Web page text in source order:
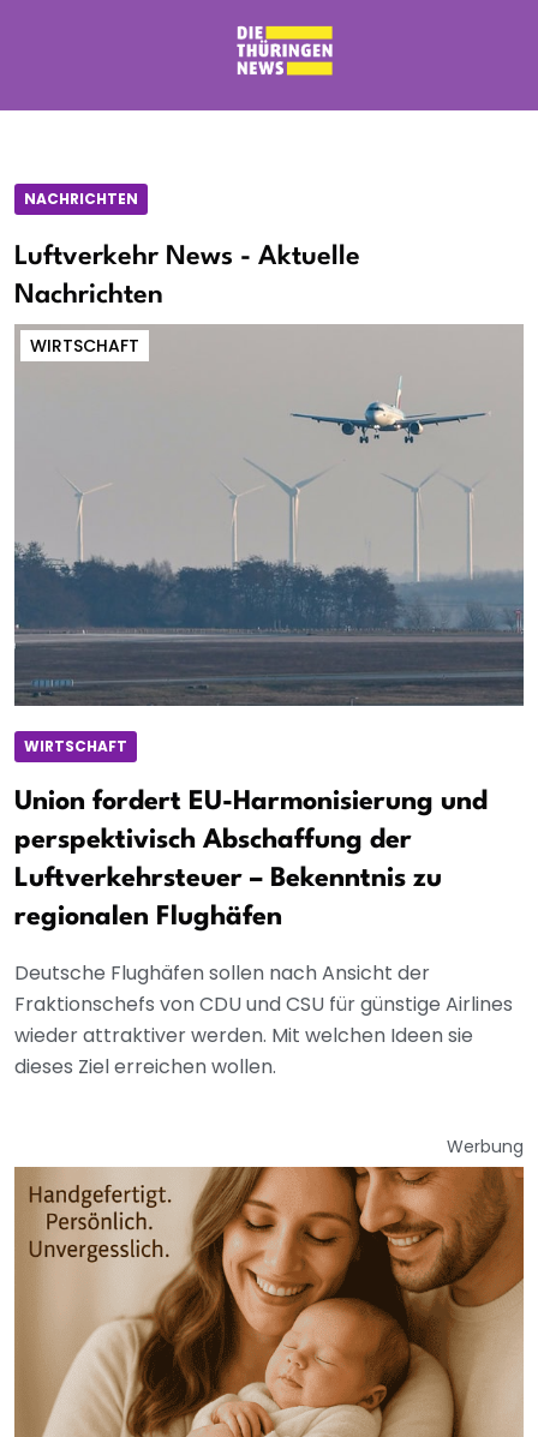
NACHRICHTEN
Luftverkehr News - Aktuelle
Nachrichten
WIRTSCHAFT
WIRTSCHAFT
Union fordert EU-Harmonisierung und
perspektivisch Abschaffung der
Luftverkehrsteuer – Bekenntnis zu
regionalen Flughäfen
Deutsche Flughäfen sollen nach Ansicht der
Fraktionschefs von CDU und CSU für günstige Airlines
wieder attraktiver werden. Mit welchen Ideen sie
dieses Ziel erreichen wollen.
Werbung